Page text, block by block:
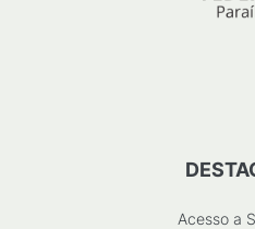
Acesso a